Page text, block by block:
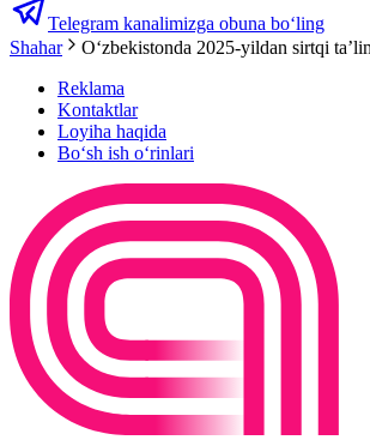
Telegram kanalimizga obuna bo‘ling
Shahar
O‘zbekistonda 2025-yildan sirtqi
Reklama
Kontaktlar
Loyiha haqida
Bo‘sh ish o‘rinlari